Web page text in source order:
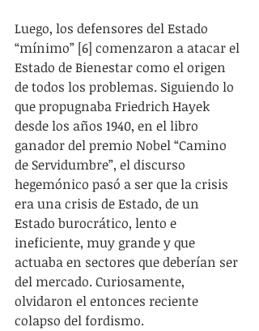
Luego, los defensores del Estado
“mínimo” [6] comenzaron a atacar el
Estado de Bienestar como el origen
de todos los problemas. Siguiendo lo
que propugnaba Friedrich Hayek
desde los años 1940, en el libro
ganador del premio Nobel “Camino
de Servidumbre”, el discurso
hegemónico pasó a ser que la crisis
era una crisis de Estado, de un
Estado burocrático, lento e
ineficiente, muy grande y que
actuaba en sectores que deberían ser
del mercado. Curiosamente,
olvidaron el entonces reciente
colapso del fordismo.